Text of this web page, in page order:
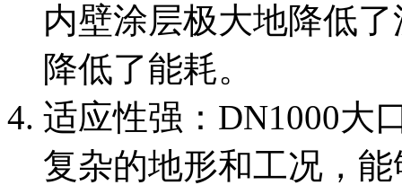
内壁涂层极大地降低
降低了能耗。
适应性强‌：DN1000大
复杂的地形和工况，